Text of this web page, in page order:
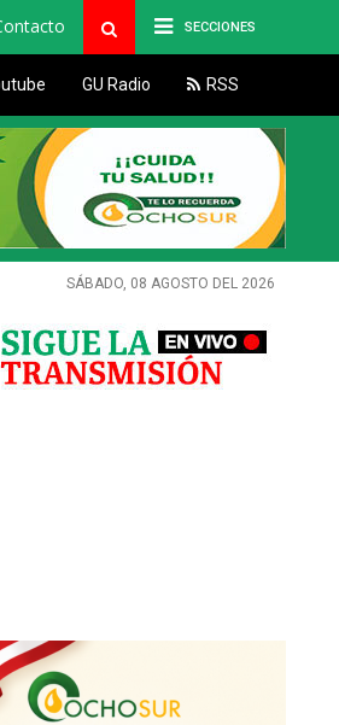
SECCIONES
GU Radio RSS
SÁBADO, 08 AGOSTO DEL 2026